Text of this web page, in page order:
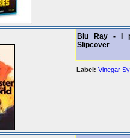
Blu Ray - I
Slipcover
Label: Vinegar